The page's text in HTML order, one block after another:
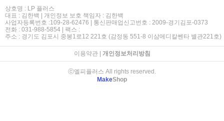
상호명 : LP 플러스
대표 : 김한백 | 개인정보 보호 책임자 : 김한백
사업자등록번호 :109-28-62476 | 통신판매업신고번호 : 2009-경기김포-0373
전화 : 031-988-5854 | 팩스 :
주소 : 경기도 김포시 중봉1로12 221호 (감정동 551-8 이삼메디칼쎈타 별관221호)
이용약관| 개인정보처리방침
ⓒ엘피플러스 All rights reserved.
MakeShop